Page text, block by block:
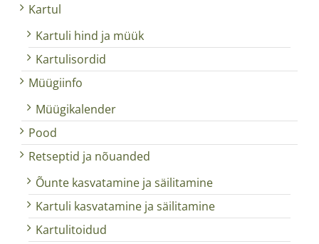
Kartul
Kartuli hind ja müük
Kartulisordid
Müügiinfo
Müügikalender
Pood
Retseptid ja nõuanded
Õunte kasvatamine ja säilitamine
Kartuli kasvatamine ja säilitamine
Kartulitoidud